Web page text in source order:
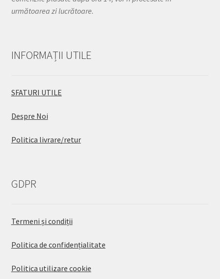
următoarea zi lucrătoare.
INFORMAȚII UTILE
SFATURI UTILE
Despre Noi
Politica livrare/retur
GDPR
Termeni și condiții
Politica de confidențialitate
Politica utilizare cookie